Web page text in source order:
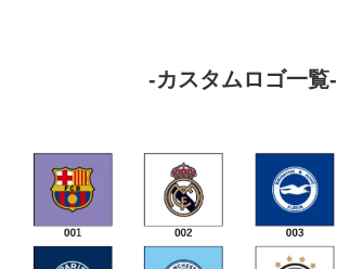
-カスタムロゴ一覧-